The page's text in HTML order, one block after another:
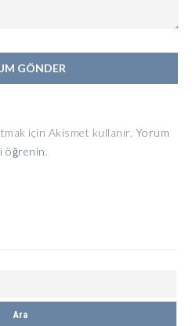
için Akismet kullanır. Yorum
öğrenin.